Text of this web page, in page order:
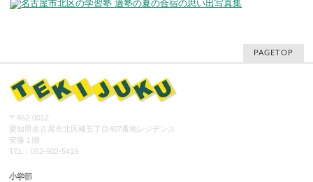
PAGETOP
〒462-0012
愛知県名古屋市北区楠五丁目407番地レジデンス
安藤１階
TEL：052-902-5419
小学部